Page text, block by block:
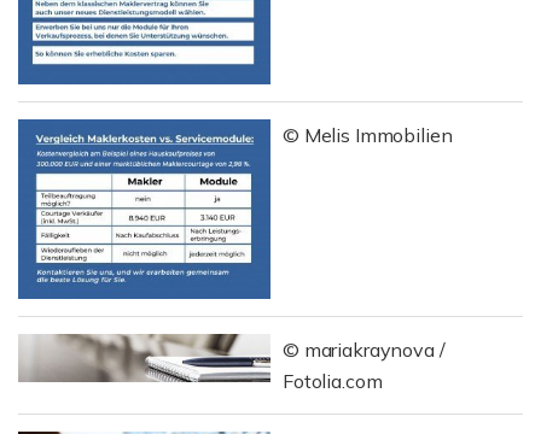
© Melis Immobilien
© mariakraynova /
Fotolia.com